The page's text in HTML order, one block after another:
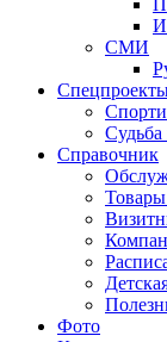
СМИ
Судьба
Справочник
Фото